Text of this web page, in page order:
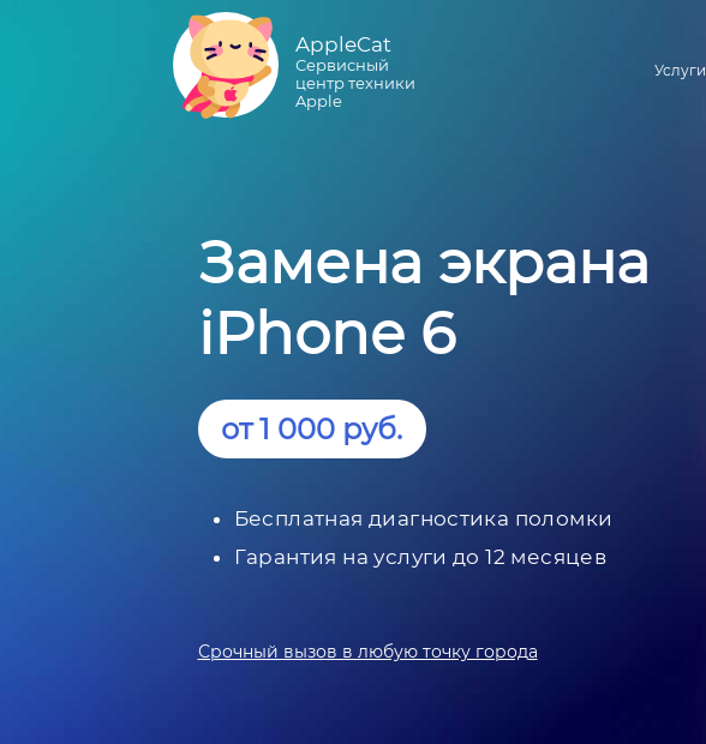
AppleCat
Сервисный
центр техники
Apple
Услуги
Замена экрана
iPhone 6
от 1 000 руб.
Бесплатная диагностика поломки
Гарантия на услуги до 12 месяцев
Срочный вызов в любую точку города